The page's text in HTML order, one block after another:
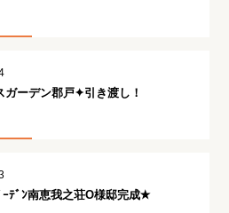
ガーデン郡戸✦引き渡し！
ﾃﾞﾝ南恵我之荘O様邸完成✭